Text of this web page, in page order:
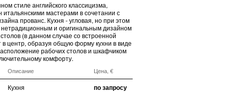
стиле английского классицизма,
мастерами в сочетании с
прованс. Кухня - угловая, но при этом
нетрадиционным и оригинальным дизайном
(в данном случае со встроенной
в центр, образуя общую форму кухни в виде
рабочих столов и шкафчиком
комфорту.
Описание Цена, €
Кухня по запросу